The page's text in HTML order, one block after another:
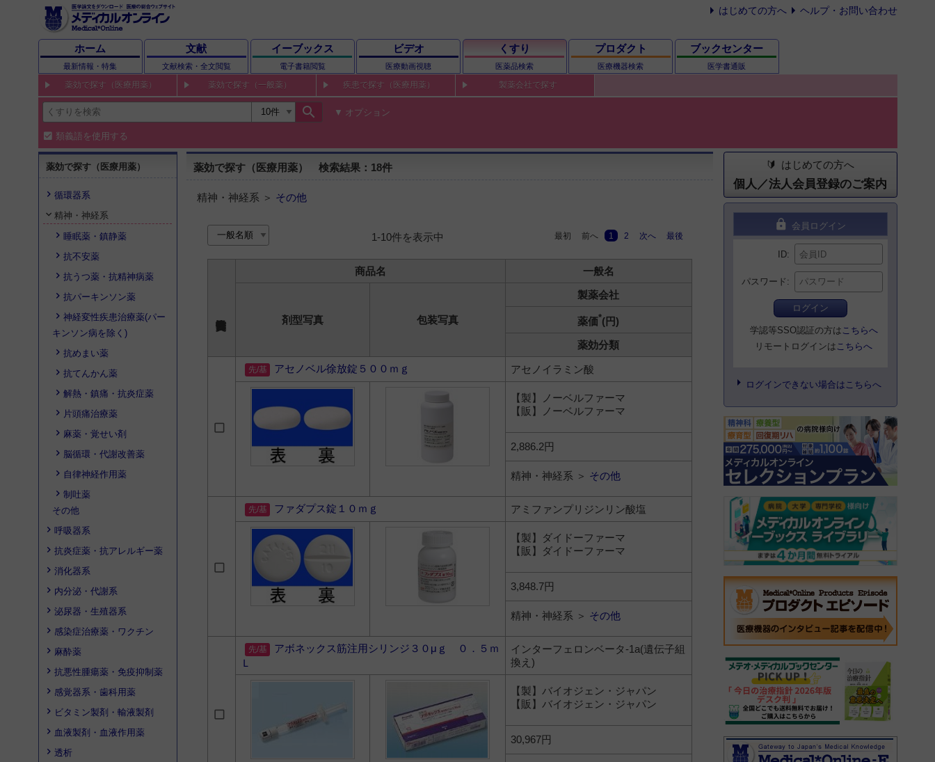
はじめての方へ ヘルプ・お問い合わせ
ホーム
最新情報・特集
文献
文献検索・全文閲覧
イーブックス
電子書籍閲覧
ビデオ
医療動画視聴
くすり
医薬品検索
プロダクト
医療機器検索
ブックセンター
医学書通販
薬効で探す（医療用薬） 薬効で探す（一般薬） 疾患で探す（医療用薬） 製薬会社で探す
search オプション
類義語を使用する
薬効で探す（医療用薬）
循環器系
精神・神経系
睡眠薬・鎮静薬
抗不安薬
抗うつ薬・抗精神病薬
抗パーキンソン薬
神経変性疾患治療薬(パー
キンソン病を除く)
抗めまい薬
抗てんかん薬
解熱・鎮痛・抗炎症薬
片頭痛治療薬
麻薬・覚せい剤
脳循環・代謝改善薬
自律神経作用薬
制吐薬
その他
呼吸器系
抗炎症薬・抗アレルギー薬
消化器系
内分泌・代謝系
泌尿器・生殖器系
感染症治療薬・ワクチン
麻酔薬
抗悪性腫瘍薬・免疫抑制薬
感覚器系・歯科用薬
ビタミン製剤・輸液製剤
血液製剤・血液作用薬
透析
薬効で探す（医療用薬） 検索結果：18件
精神・神経系 ＞ その他
1-10件を表示中 最初 前へ 1 2 次へ 最後
商品名 一般名
剤型写真 包装写真
製薬会社
薬価*(円)
薬効分類
アセノベル徐放錠５００ｍｇ
アセノイラミン酸
【製】ノーベルファーマ
【販】ノーベルファーマ
2,886.2円
精神・神経系 ＞ その他
ファダプス錠１０ｍｇ アミファンプリジンリン酸塩
【製】ダイドーファーマ
【販】ダイドーファーマ
3,848.7円
精神・神経系 ＞ その他
アボネックス筋注用シリンジ３０μｇ ０．５ｍ
Ｌ
インターフェロンベータ-1a(遺伝子組
換え)
【製】バイオジェン・ジャパン
【販】バイオジェン・ジャパン
30,967円
はじめての方へ
個人／法人会員登録のご案内
lock 会員ログイン
ID
パスワード
ログイン
学認等SSO認証の方は こちらへ
リモートログインは こちらへ
ログインできない場合はこちらへ